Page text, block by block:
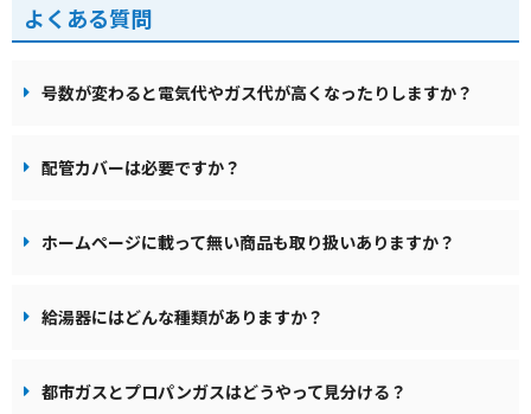
よくある質問
号数が変わると電気代やガス代が高くなったりしますか？
配管カバーは必要ですか？
ホームページに載って無い商品も取り扱いありますか？
給湯器にはどんな種類がありますか？
都市ガスとプロパンガスはどうやって見分ける？